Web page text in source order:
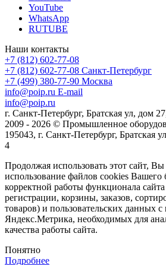
YouTube
WhatsApp
RUTUBE
Наши контакты
+7 (812) 602-77-08
+7 (812) 602-77-08 Санкт-Петербург
+7 (499) 380-77-90 Москва
info@poip.ru E-mail
info@poip.ru
г. Санкт-Петербург, Братская ул, дом
2009 - 2026 © Промышленное
195043, г. Санкт-Петербург, Братская
4
Продолжая использовать этот сайт, Вы
использование файлов cookies Вашего
корректной работы функционала
регистрации, корзины, заказов,
товаров) и пользовательских данных
Яндекс.Метрика, необходимых для
качества работы сайта.
Понятно
Подробнее